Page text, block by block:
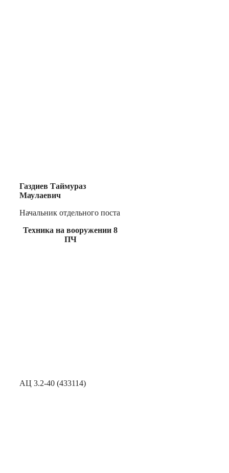
Газдиев Таймураз
Маулаевич
Начальник отдельного поста
Техника на вооружении 8
ПЧ
АЦ 3.2-40 (433114)